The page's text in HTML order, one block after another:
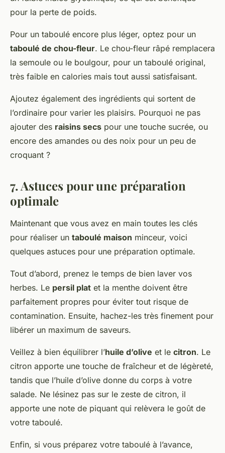
pour la perte de poids.
Pour un taboulé encore plus léger, optez pour un
taboulé de chou-fleur. Le chou-fleur râpé remplacera
la semoule ou le boulgour, pour un taboulé original,
très faible en calories mais tout aussi satisfaisant.
Ajoutez également des ingrédients qui sortent de
l’ordinaire pour varier les plaisirs. Pourquoi ne pas
ajouter des raisins secs pour une touche sucrée, ou
encore des amandes ou des noix pour un peu de
croquant ?
7. Astuces pour une préparation
optimale
Maintenant que vous avez en main toutes les clés
pour réaliser un taboulé maison minceur, voici
quelques astuces pour une préparation optimale.
Tout d’abord, prenez le temps de bien laver vos
herbes. Le persil plat et la menthe doivent être
parfaitement propres pour éviter tout risque de
contamination. Ensuite, hachez-les très finement pour
libérer un maximum de saveurs.
Veillez à bien équilibrer l’huile d’olive et le citron. Le
citron apporte une touche de fraîcheur et de légèreté,
tandis que l’huile d’olive donne du corps à votre
salade. Ne lésinez pas sur le zeste de citron, il
apporte une note de piquant qui relèvera le goût de
votre taboulé.
Enfin, si vous préparez votre taboulé à l’avance,